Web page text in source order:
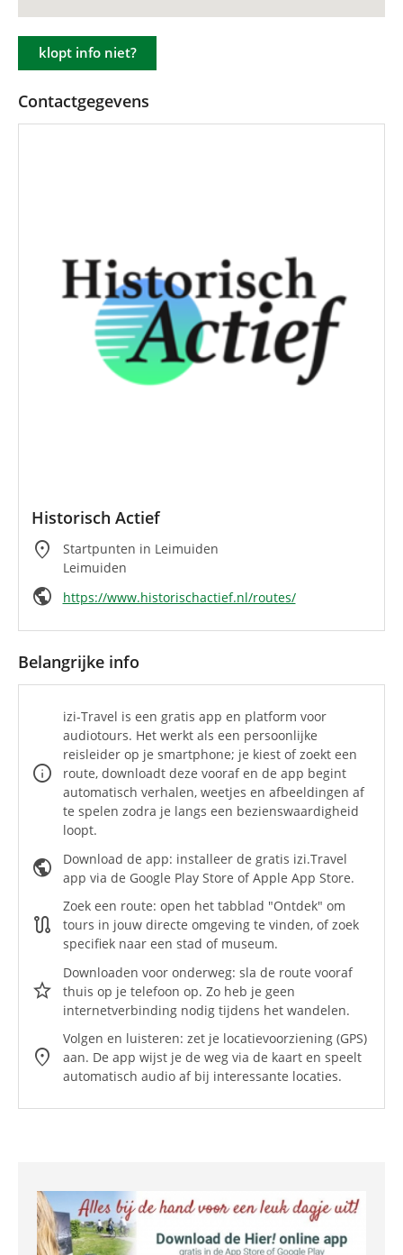
klopt info niet?
Contactgegevens
Historisch Actief
location_on
Startpunten in Leimuiden
Leimuiden
public https://www.historischactief.nl/routes/
Belangrijke info
info
izi-Travel is een gratis app en platform voor
audiotours. Het werkt als een persoonlijke
reisleider op je smartphone; je kiest of zoekt een
route, downloadt deze vooraf en de app begint
automatisch verhalen, weetjes en afbeeldingen af
te spelen zodra je langs een bezienswaardigheid
loopt.
public
Download de app: installeer de gratis izi.Travel
app via de Google Play Store of Apple App Store. ⁠
route
Zoek een route: open het tabblad "Ontdek" om
tours in jouw directe omgeving te vinden, of zoek
specifiek naar een stad of museum.
star
Downloaden voor onderweg: sla de route vooraf
thuis op je telefoon op. Zo heb je geen
internetverbinding nodig tijdens het wandelen.
location_on
⁠⁠Volgen en luisteren: zet je locatievoorziening (GPS)
aan. De app wijst je de weg via de kaart en speelt
automatisch audio af bij interessante locaties.